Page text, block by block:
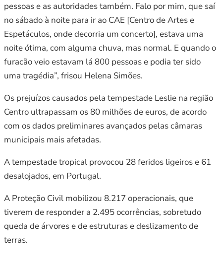
pessoas e as autoridades também. Falo por mim, que saí
no sábado à noite para ir ao CAE [Centro de Artes e
Espetáculos, onde decorria um concerto], estava uma
noite ótima, com alguma chuva, mas normal. E quando o
furacão veio estavam lá 800 pessoas e podia ter sido
uma tragédia”, frisou Helena Simões.
Os prejuízos causados pela tempestade Leslie na região
Centro ultrapassam os 80 milhões de euros, de acordo
com os dados preliminares avançados pelas câmaras
municipais mais afetadas.
A tempestade tropical provocou 28 feridos ligeiros e 61
desalojados, em Portugal.
A Proteção Civil mobilizou 8.217 operacionais, que
tiverem de responder a 2.495 ocorrências, sobretudo
queda de árvores e de estruturas e deslizamento de
terras.